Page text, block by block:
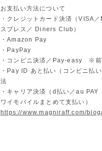
お支払い方法について
・クレジットカード決済（VISA
スプレス／ Diners Club）
・Amazon Pay
・PayPay
・コンビニ決済／Pay-easy ※前
・Pay ID あと払い（コンビニ払
法
・キャリア決済（d払い／au PAY
ワイモバイルまとめて支払い）
https://www.magniraff.com/